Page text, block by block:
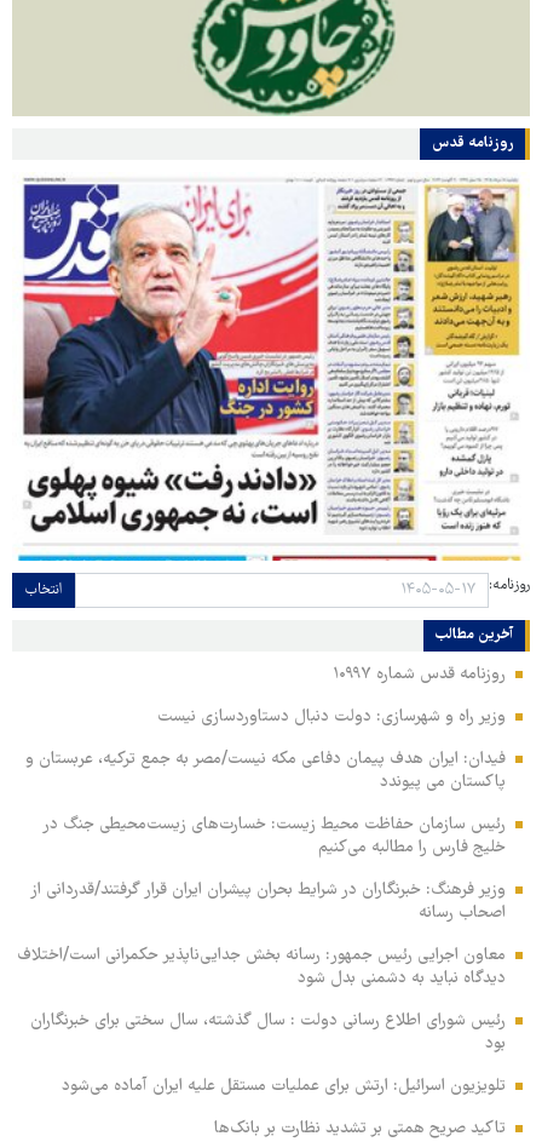
روزنامه قدس
روزنامه: انتخاب
آخرین مطالب
روزنامه قدس شماره ۱۰۹۹۷
وزیر راه و شهرسازی: دولت دنبال دستاوردسازی نیست
فیدان: ایران هدف پیمان دفاعی مکه نیست/مصر به جمع ترکیه، عربستان و
پاکستان می پیوندد
رئیس سازمان حفاظت محیط زیست: خسارت‌های زیست‌محیطی جنگ در
خلیج فارس را مطالبه‌ می‌کنیم
وزیر فرهنگ: خبرنگاران در شرایط بحران پیشران ایران قرار گرفتند/قدردانی از
اصحاب رسانه
معاون اجرایی رئیس جمهور: رسانه بخش جدایی‌ناپذیر حکمرانی است/اختلاف
دیدگاه نباید به دشمنی بدل شود
رئیس شورای اطلاع رسانی دولت : سال گذشته، سال سختی برای خبرنگاران
بود
تلویزیون اسرائیل: ارتش برای عملیات مستقل علیه ایران آماده می‌شود
تاکید صریح همتی بر تشدید نظارت بر بانک‌ها